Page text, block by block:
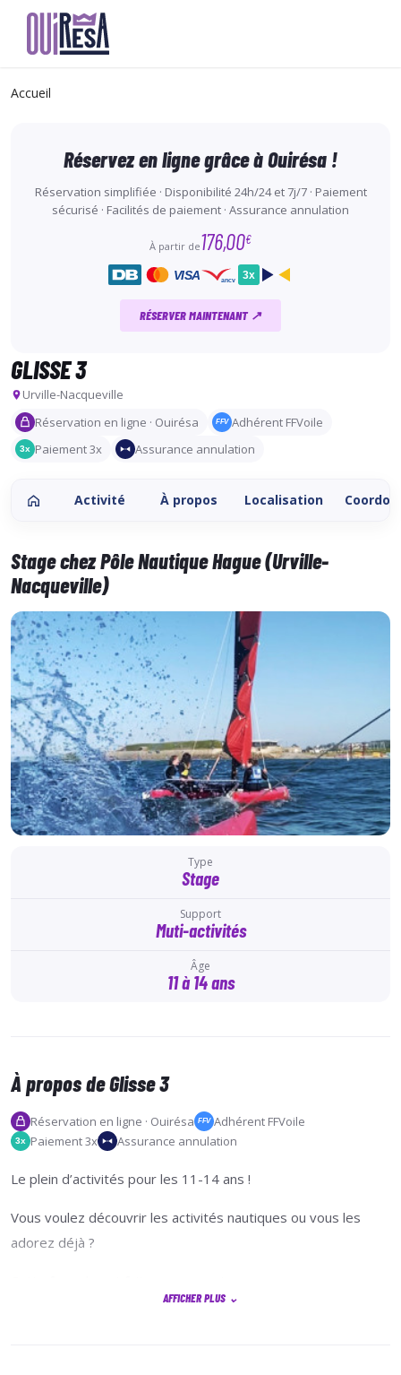
contenu
Accueil
GLISSE 3
Urville-Nacqueville
Réservation en ligne · Ouirésa
FFV Adhérent FFVoile
3x Paiement 3x Assurance annulation
Activité À propos Localisation
Stage chez Pôle Nautique Hague (Urville-
Nacqueville)
Type
Stage
Support
Muti-activités
Âge
11 à 14 ans
À propos de Glisse 3
Réservation en ligne · Ouirésa FFV Adhérent FFVoile
3x Paiement 3x Assurance annulation
Le plein d’activités pour les 11-14 ans !
Vous voulez découvrir les activités nautiques ou vous les
adorez déjà ?
AFFICHER PLUS ⌄
Réservez en ligne grâce à Ouirésa !
Réservation simplifiée · Disponibilité 24h/24 et 7j/7 · Paiement
sécurisé · Facilités de paiement · Assurance annulation
À partir de176,00€
VISA ancv 3x
RÉSERVER MAINTENANT ↗